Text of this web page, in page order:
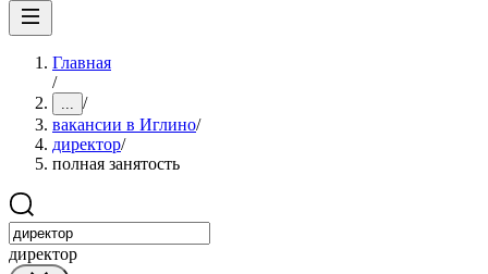
Главная
/
... /
вакансии в Иглино/
директор/
полная занятость
директор